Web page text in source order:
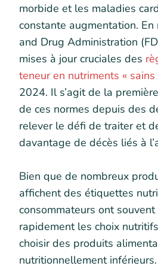
morbide et les maladies
constante augmentation. En
and Drug Administration
mises à jour cruciales des
teneur en nutriments « sains
2024. Il s’agit de la
de ces normes depuis des
relever le défi de traiter et
davantage de décès liés à
Bien que de nombreux
affichent des étiquettes
consommateurs ont
rapidement les choix
choisir des produits
nutritionnellement